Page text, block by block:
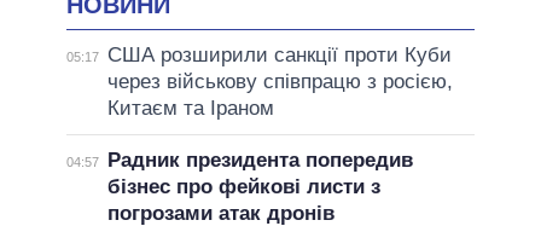
05:17
США розширили санкції проти Куби
через військову співпрацю з росією,
Китаєм та Іраном
04:57
Радник президента попередив
бізнес про фейкові листи з
погрозами атак дронів